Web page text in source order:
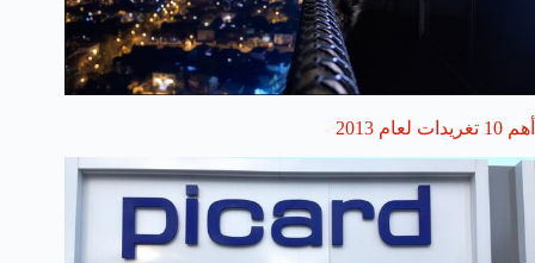
أهم 10 تغريدات لعام 2013